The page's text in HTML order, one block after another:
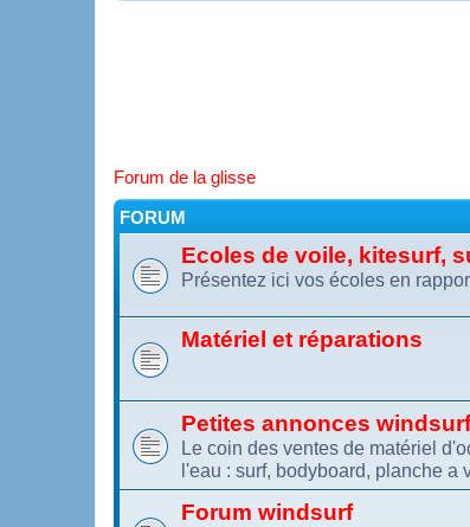
Forum de la glisse
FORUM
Ecoles de voile, kitesurf,
Présentez ici vos écoles en
Matériel et réparations
Petites annonces
Le coin des ventes de matériel
l'eau : surf, bodyboard, planche a
Forum windsurf